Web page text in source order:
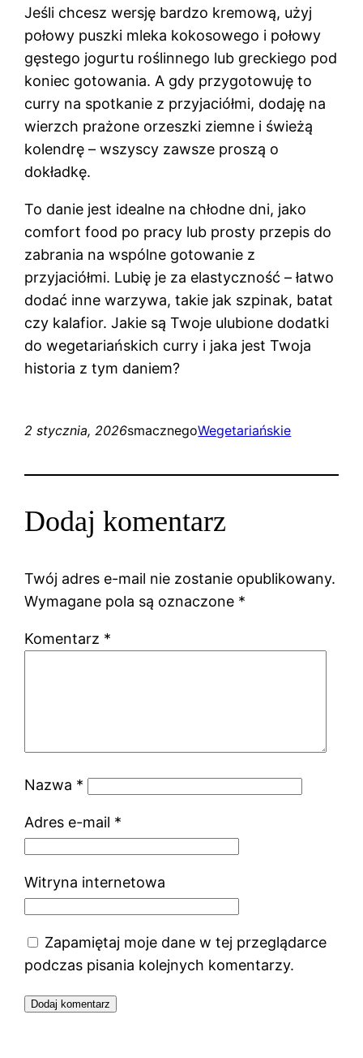
Jeśli chcesz wersję bardzo kremową, użyj
połowy puszki mleka kokosowego i połowy
gęstego jogurtu roślinnego lub greckiego pod
koniec gotowania. A gdy przygotowuję to
curry na spotkanie z przyjaciółmi, dodaję na
wierzch prażone orzeszki ziemne i świeżą
kolendrę – wszyscy zawsze proszą o
dokładkę.
To danie jest idealne na chłodne dni, jako
comfort food po pracy lub prosty przepis do
zabrania na wspólne gotowanie z
przyjaciółmi. Lubię je za elastyczność – łatwo
dodać inne warzywa, takie jak szpinak, batat
czy kalafior. Jakie są Twoje ulubione dodatki
do wegetariańskich curry i jaka jest Twoja
historia z tym daniem?
2 stycznia, 2026smacznegoWegetariańskie
Dodaj komentarz
Twój adres e-mail nie zostanie opublikowany.
Wymagane pola są oznaczone *
Komentarz *
Nazwa *
Adres e-mail *
Witryna internetowa
Zapamiętaj moje dane w tej przeglądarce
podczas pisania kolejnych komentarzy.